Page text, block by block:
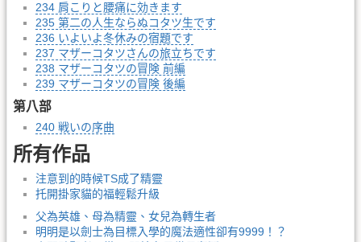
234 肩こりと腰痛に効きます
235 第二の人生ならぬコタツ生です
236 いよいよ冬休みの宿題です
237 マザーコタツさんの旅立ちです
238 マザーコタツの冒険 前編
239 マザーコタツの冒険 後編
第八部
240 戦いの序曲
所有作品
注意到的時候TS成了精靈
托開掛家貓的福輕鬆升級
父為英雄、母為精靈、女兒為轉生者
明明是以劍士為目標入學的魔法適性卻有9999！？